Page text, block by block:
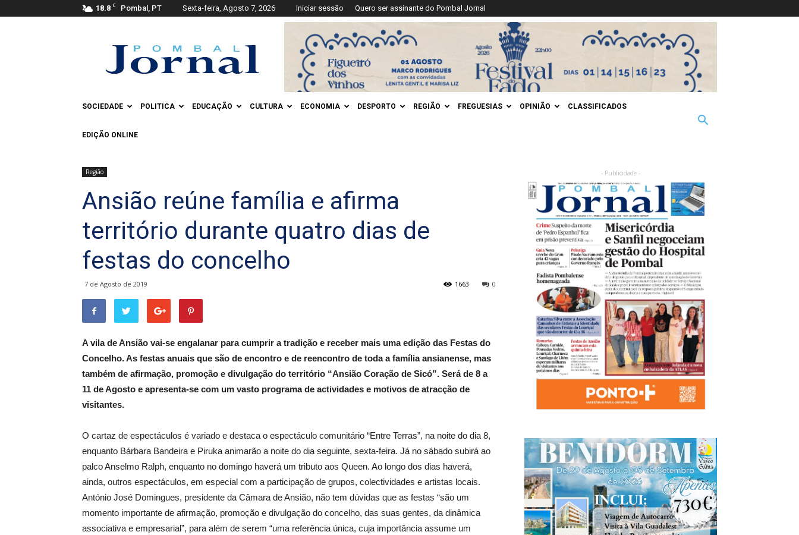
18.8 C Pombal, PT Sexta-feira, Agosto 7, 2026 Iniciar sessão Quero ser assinante do Pombal Jornal
Jornal
SOCIEDADE POLITICA EDUCAÇÃO CULTURA ECONOMIA DESPORTO REGIÃO FREGUESIAS OPINIÃO CLASSIFICADOS
EDIÇÃO ONLINE
Região
Ansião reúne família e afirma
território durante quatro dias de
festas do concelho
7 de Agosto de 2019 0
1663
A vila de Ansião vai-se engalanar para cumprir a tradição e receber mais uma edição das Festas do
Concelho. As festas anuais que são de encontro e de reencontro de toda a família ansianense, mas
também de afirmação, promoção e divulgação do território “Ansião Coração de Sicó”. Será de 8 a
11 de Agosto e apresenta-se com um vasto programa de actividades e motivos de atracção de
visitantes.
O cartaz de espectáculos é variado e destaca o espectáculo comunitário “Entre Terras”, na noite do dia 8,
enquanto Bárbara Bandeira e Piruka animarão a noite do dia seguinte, sexta-feira. Já no sábado subirá ao
palco Anselmo Ralph, enquanto no domingo haverá um tributo aos Queen. Ao longo dos dias haverá,
ainda, outros espectáculos, em especial com a participação de grupos, colectividades e artistas locais.
António José Domingues, presidente da Câmara de Ansião, não tem dúvidas que as festas “são um
momento importante de afirmação, promoção e divulgação do concelho, das suas gentes, da dinâmica
associativa e empresarial”, para além de serem “uma referência única, cuja importância assume um
- Publicidade -